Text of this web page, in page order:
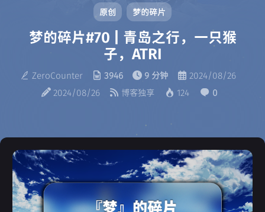
原创 梦的碎片
梦的碎片#70 | 青岛之行，一只猴
子，ATRI
ZeroCounter 3946 9 分钟
2024/08/26
2024/08/26
博客独享 124 0